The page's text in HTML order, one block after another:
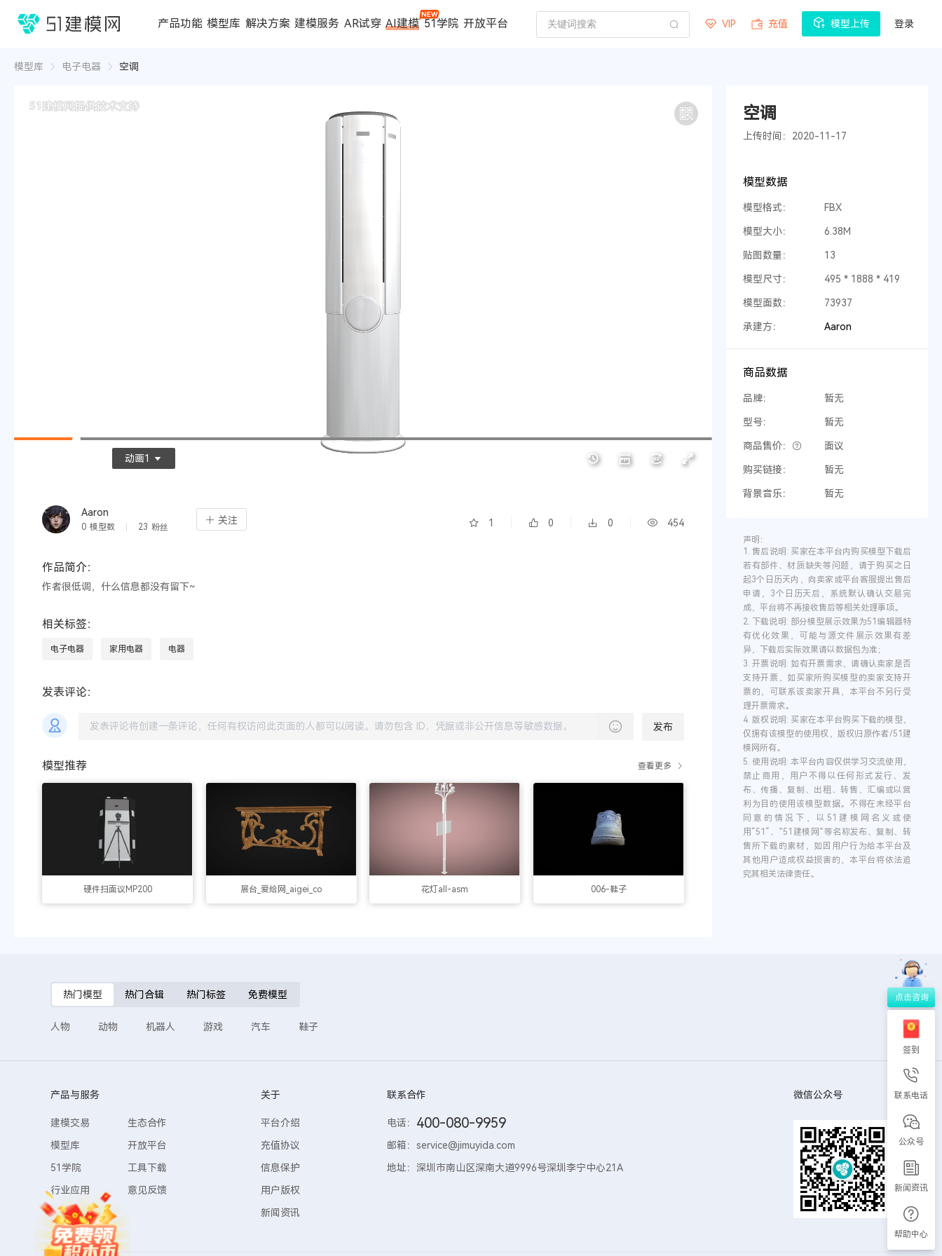
1688
产品功能 模型库 解决方案 建模服务 AR试穿 AI建模 51学院 开放平台 VIP 充值 模型上传 登录
模型库 电子电器 空调
动画1
Aaron
0 模型数 23 粉丝
关注 1 0 0 454
作品简介：
作者很低调，什么信息都没有留下~
相关标签：
电子电器 家用电器 电器
发表评论：
发布
模型推荐 查看更多
硬件扫面议MP200 展台_爱给网_aigei_co 花灯all-asm 006-鞋子
空调
上传时间：2020-11-17
模型数据
模型格式： FBX
模型大小： 6.38M
贴图数量： 13
模型尺寸： 495 * 1888 * 419
模型面数： 73937
承建方： Aaron
商品数据
品牌： 暂无
型号： 暂无
商品售价： 面议
购买链接： 暂无
背景音乐： 暂无
声明：
1.售后说明: 买家在本平台内购买模型下载后
若有部件、材质缺失等问题，请于购买之日
起3个日历天内，向卖家或平台客服提出售后
申请，3个日历天后，系统默认确认交易完
成，平台将不再接收售后等相关处理事项。
2.
下载说明: 部分模型展示效果为51编辑器特
有优化效果，可能与源文件展示效果有差
异，下载后实际效果请以数据包为准；
3.开票说明: 如有开票需求，请确认卖家是否
支持开票，如买家所购买模型的卖家支持开
票的，可联系该卖家开具，本平台不另行受
理开票需求。
4.版权说明: 买家在本平台购买下载的模型，
仅拥有该模型的使用权，版权归原作者/51建
模网所有。
5.使用说明: 本平台内容仅供学习交流使用，
禁止商用，用户不得以任何形式发行、发
布、传播、复制、出租、转售、汇编或以营
利为目的使用该模型数据。不得在未经平台
同意的情况下，以51建模网名义或使
用“51“、”51建模网”等名称发布、复制、转
售所下载的素材，如因用户行为给本平台及
其他用户造成权益损害的，本平台将依法追
究其相关法律责任。
热门模型 热门合辑 热门标签 免费模型
人物 动物 机器人 游戏 汽车 鞋子
产品与服务
建模交易
生态合作
模型库
开放平台
51学院
工具下载
行业应用
意见反馈
关于
平台介绍
充值协议
信息保护
用户版权
新闻资讯
联系合作
电话： 400-080-9959
邮箱： service@jimuyida.com
地址： 深圳市南山区深南大道9996号深圳李宁中心21A
微信公众号
签到
联系电话
公众号
新闻资讯
帮助中心